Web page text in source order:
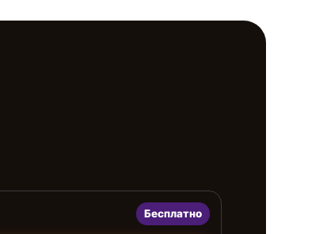
Бесплатно